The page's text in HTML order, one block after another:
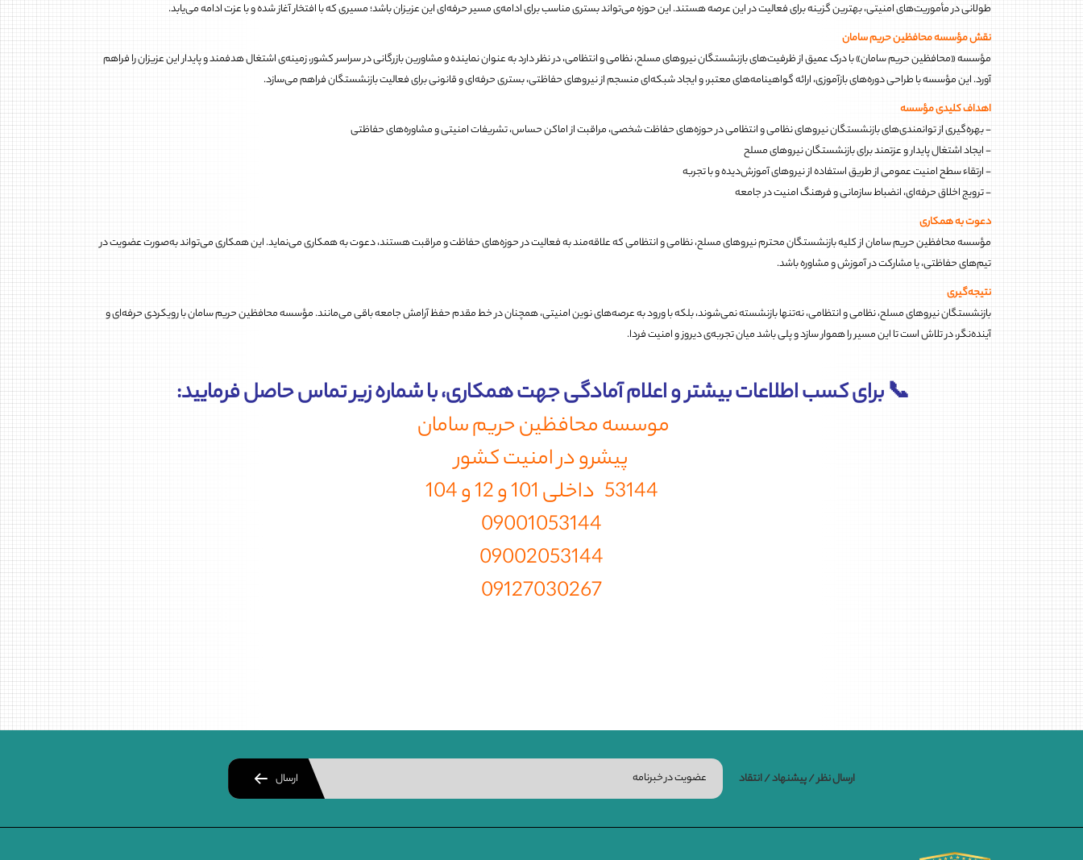
طولانی در مأموریت‌های امنیتی، بهترین گزینه برای فعالیت در این عرصه هستند. این حوزه می‌تواند بستری مناسب برای ادامه‌ی مسیر حرفه‌ای این عزیزان باشد؛ مسیری که با افتخار آغاز شده و با عزت ادامه می‌یابد.
نقش مؤسسه محافظین حریم سامان
مؤسسه «محافظین حریم سامان» با درک عمیق از ظرفیت‌های بازنشستگان نیروهای مسلح، نظامی و انتظامی، در نظر دارد به عنوان نماینده و مشاورین بازرگانی در سراسر کشور، زمینه‌ی اشتغال هدفمند و پایدار این عزیزان را فراهم
آورد. این مؤسسه با طراحی دوره‌های بازآموزی، ارائه گواهینامه‌های معتبر، و ایجاد شبکه‌ای منسجم از نیروهای حفاظتی، بستری حرفه‌ای و قانونی برای فعالیت بازنشستگان فراهم می‌سازد.
اهداف کلیدی مؤسسه
- بهره‌گیری از توانمندی‌های بازنشستگان نیروهای نظامی و انتظامی در حوزه‌های حفاظت شخصی، مراقبت از اماکن حساس، تشریفات امنیتی و مشاوره‌های حفاظتی
- ایجاد اشتغال پایدار و عزتمند برای بازنشستگان نیروهای مسلح
- ارتقاء سطح امنیت عمومی از طریق استفاده از نیروهای آموزش‌دیده و با تجربه
- ترویج اخلاق حرفه‌ای، انضباط سازمانی و فرهنگ امنیت در جامعه
دعوت به همکاری
مؤسسه محافظین حریم سامان از کلیه بازنشستگان محترم نیروهای مسلح، نظامی و انتظامی که علاقه‌مند به فعالیت در حوزه‌های حفاظت و مراقبت هستند، دعوت به همکاری می‌نماید. این همکاری می‌تواند به‌صورت عضویت در
تیم‌های حفاظتی، یا مشارکت در آموزش و مشاوره باشد.
نتیجه‌گیری
بازنشستگان نیروهای مسلح، نظامی و انتظامی، نه‌تنها بازنشسته نمی‌شوند، بلکه با ورود به عرصه‌های نوین امنیتی، همچنان در خط مقدم حفظ آرامش جامعه باقی می‌مانند. مؤسسه محافظین حریم سامان با رویکردی حرفه‌ای و
آینده‌نگر، در تلاش است تا این مسیر را هموار سازد و پلی باشد میان تجربه‌ی دیروز و امنیت فردا.
📞 برای کسب اطلاعات بیشتر و اعلام آمادگی جهت همکاری، با شماره زیر تماس حاصل فرمایید:
موسسه محافظین حریم سامان
پیشرو در امنیت کشور
53144 داخلی 101 و 12 و 104
09001053144
09002053144
09127030267
ارسال نظر / پیشنهاد / انتقاد ارسال